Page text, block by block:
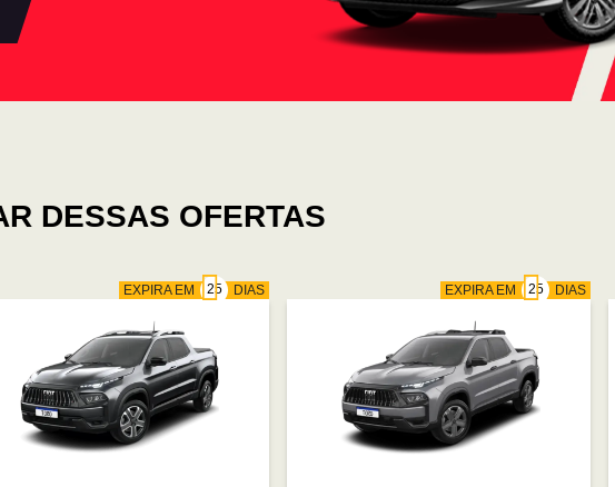
DESSAS OFERTAS
EXPIRA EM DIAS EXPIRA EM DIAS